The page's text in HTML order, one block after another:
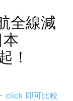
全線減
！
click 即可比較